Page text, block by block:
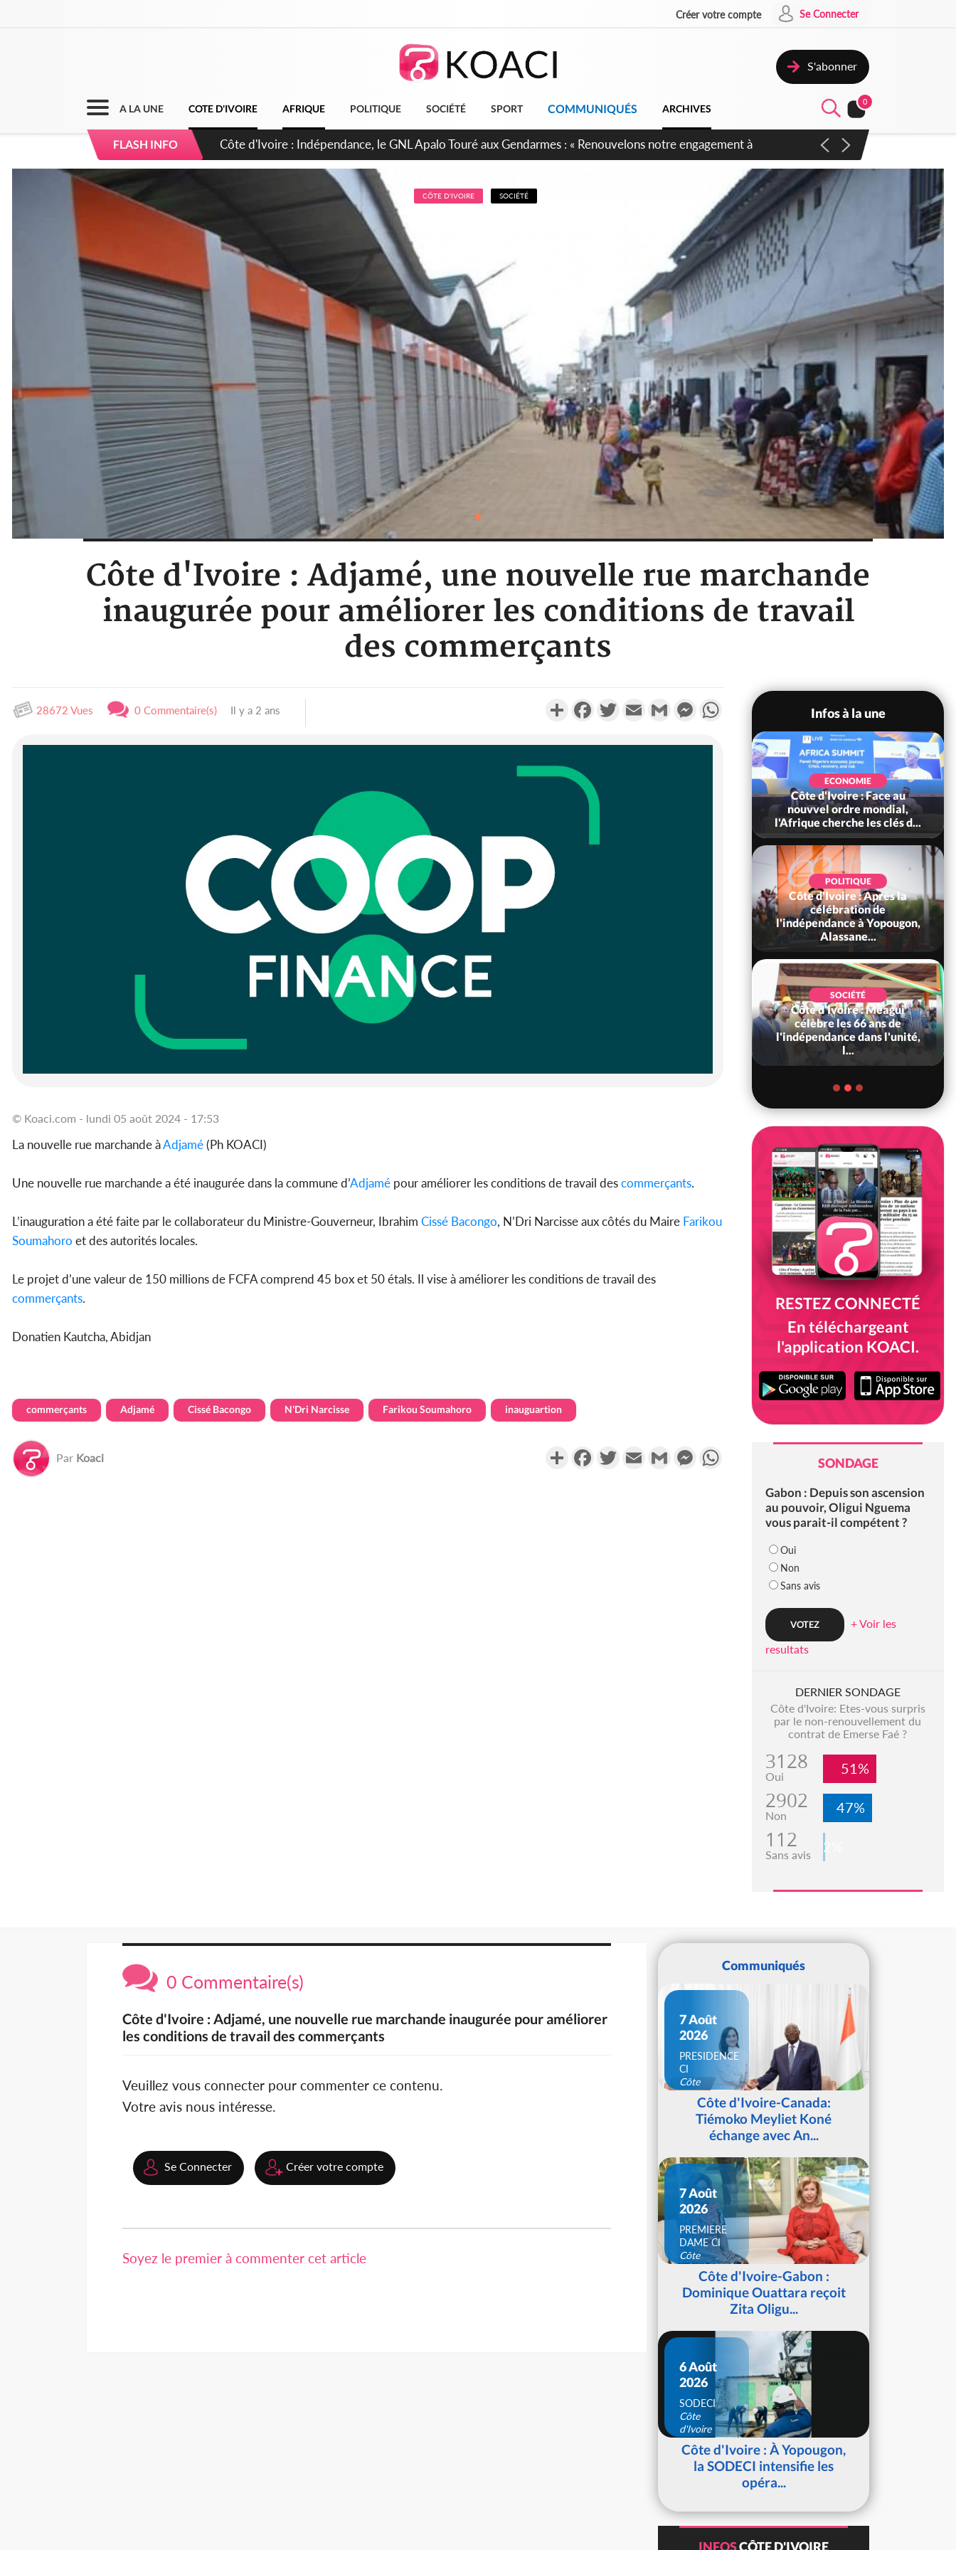
Créer votre compte Se Connecter
S'abonner
A LA UNE COTE D'IVOIRE AFRIQUE POLITIQUE SOCIÉTÉ SPORT COMMUNIQUÉS ARCHIVES
0
FLASH INFO
Sierra Leone : Un projet de réforme constitutionnelle en gestation, points clés des amendements, un exclu
d'avance
CÔTE D'IVOIRE SOCIÉTÉ
Côte d'Ivoire : Adjamé, une nouvelle rue marchande
inaugurée pour améliorer les conditions de travail
des commerçants
28672 Vues 0 Commentaire(s) Il y a 2 ans PartagerFacebookTwitterEmail Gmail MessengerWhatsApp
© Koaci.com - lundi 05 août 2024 - 17:53
La nouvelle rue marchande àAdjamé(Ph KOACI)
Une nouvelle rue marchande a été inaugurée dans la commune d’Adjamé pour améliorer les conditions de travail descommerçants.
L’inauguration a été faite par le collaborateur du Ministre-Gouverneur, Ibrahim Cissé Bacongo, N’Dri Narcisse aux côtés du Maire Farikou
Soumahoro et des autorités locales.
Le projet d’une valeur de 150 millions de FCFA comprend 45 box et 50 étals. Il vise à améliorer les conditions de travail des
commerçants.
Donatien Kautcha, Abidjan
commerçants Adjamé Cissé Bacongo N'Dri Narcisse Farikou Soumahoro inauguartion
Par Koaci PartagerFacebookTwitterEmail Gmail Messenger
Infos à la une
résiduels de cacao, des
sociétés coopératives et
ECONOMIE
Côte d'Ivoire : Face au
nouvvel ordre mondial,
l'Afrique cherche les clés d...
POLITIQUE
Côte d'Ivoire : Après la
célébration de
l'indépendance à Yopougon,
Alassane...
SOCIÉTÉ
Côte d'Ivoire : Méagui
célèbre les 66 ans de
l'indépendance dans l'unité,
l...
RESTEZ CONNECTÉ
En téléchargeant
l'application KOACI.
SONDAGE
Gabon : Depuis son ascension
au pouvoir, Oligui Nguema
vous parait-il compétent ?
Oui
Non
Sans avis
+ Voir les
resultats
DERNIER SONDAGE
Côte d'Ivoire: Etes-vous surpris
par le non-renouvellement du
contrat de Emerse Faé ?
3128
Oui 51%
2902
Non 47%
112
Sans avis 2%
0 Commentaire(s)
Côte d'Ivoire : Adjamé, une nouvelle rue marchande inaugurée pour améliorer
les conditions de travail des commerçants
Veuillez vous connecter pour commenter ce contenu.
Votre avis nous intéresse.
Se Connecter Créer votre compte
Soyez le premier à commenter cet article
Communiqués
7 Août
2026
PRESIDENCE
CI
Côte
d'IvoireCôte d'Ivoire-Canada:
Tiémoko Meyliet Koné
échange avec An...
7 Août
2026
PREMIERE
DAME CI
Côte
d'IvoireCôte d'Ivoire-Gabon :
Dominique Ouattara reçoit
Zita Oligu...
6 Août
2026
SODECI
Côte
d'Ivoire
Côte d'Ivoire : À Yopougon,
la SODECI intensifie les
opéra...
INFOSCÔTE D'IVOIRE